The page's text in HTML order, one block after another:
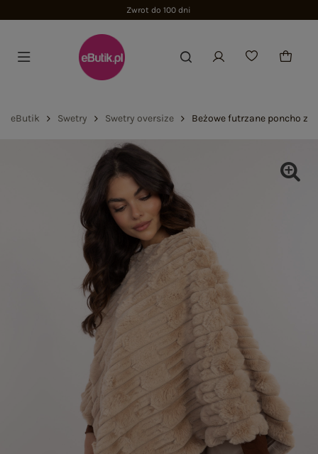
Zwrot do 100 dni
eButik Swetry Swetry oversize Beżowe futrzane poncho z